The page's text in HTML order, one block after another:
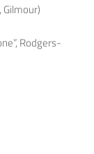
Rodgers-